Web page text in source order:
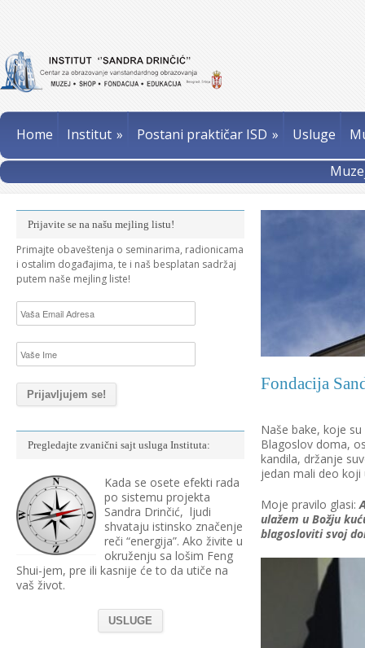
Home Institut » Postani praktičar ISD » Usluge
Fondacija
Naše bake, koje
Blagoslov doma,
kandila, držanje
jedan mali deo
Moje pravilo glasi:
ulažem u Božju
blagosloviti svoj
Prijavite se na našu mejling listu!
Primajte obaveštenja o seminarima, radionicama
i ostalim događajima, te i naš besplatan sadržaj
putem naše mejling liste!
Pregledajte zvanični sajt usluga Instituta:
Kada se osete efekti rada
po sistemu projekta
Sandra Drinčić, ljudi
shvataju istinsko značenje
reči “energija”. Ako živite u
okruženju sa lošim Feng
Shui-jem, pre ili kasnije će to da utiče na
vaš život.
USLUGE